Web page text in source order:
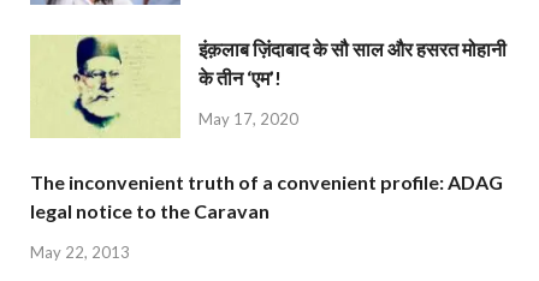
इंक़लाब ज़िंदाबाद के सौ साल और हसरत मोहानी
के तीन ‘एम’!
May 17, 2020
The inconvenient truth of a convenient profile: ADAG
legal notice to the Caravan
May 22, 2013